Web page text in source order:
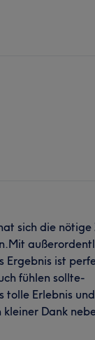
sich die nötige
Ergebnis ist
fühlen sollte-
tolle Erlebnis
Dank